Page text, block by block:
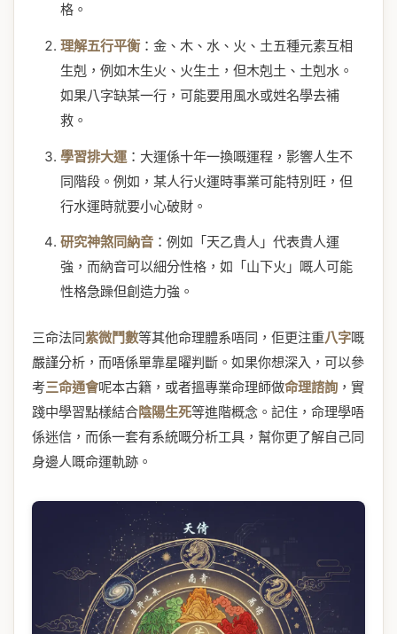
格。
理解五行平衡：金、木、水、火、土五種元素互相
生剋，例如木生火、火生土，但木剋土、土剋水。
如果八字缺某一行，可能要用風水或姓名學去補
救。
學習排大運 ：大運係十年一換嘅運程，影響人生不
同階段。例如，某人行火運時事業可能特別旺，但
行水運時就要小心破財。
研究神煞同納音 ：例如「天乙貴人」代表貴人運
強，而納音可以細分性格，如「山下火」嘅人可能
性格急躁但創造力強。
三命法同紫微鬥數等其他命理體系唔同，佢更注重八字嘅
嚴謹分析，而唔係單靠星曜判斷。如果你想深入，可以參
考三命通會呢本古籍，或者搵專業命理師做命理諮詢 ，實
踐中學習點樣結合陰陽生死等進階概念。記住，命理學唔
係迷信，而係一套有系統嘅分析工具，幫你更了解自己同
身邊人嘅命運軌跡。